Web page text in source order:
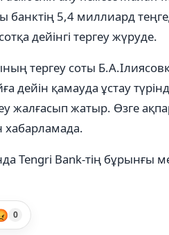
банктің 5,4 миллиард
дейінгі тергеу жүруде.
тергеу соты
дейін қамауда ұстау
жалғасып жатыр. Өзге
хабарламада.
Tengri Bank-тің бұрынғы
0